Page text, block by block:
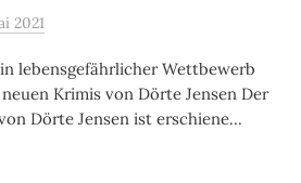
2021
lebensgefährlicher Wettbewerb
Krimis von Dörte Jensen Der
Dörte Jensen ist erschiene...